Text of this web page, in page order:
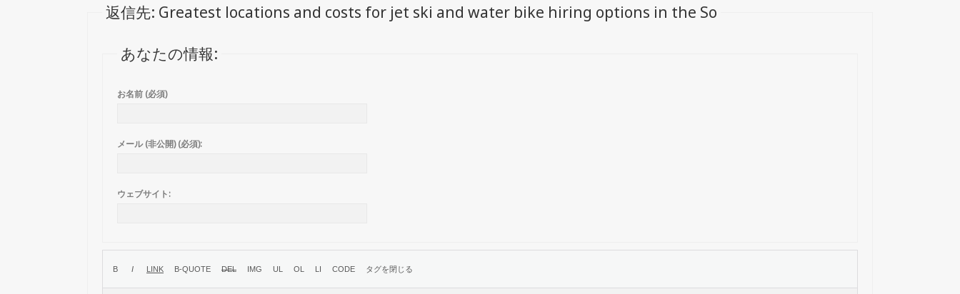
返信先: Greatest locations and costs for jet ski and water bike hiring options in the So
あなたの情報:
お名前 (必須)
メール (非公開) (必須):
ウェブサイト: